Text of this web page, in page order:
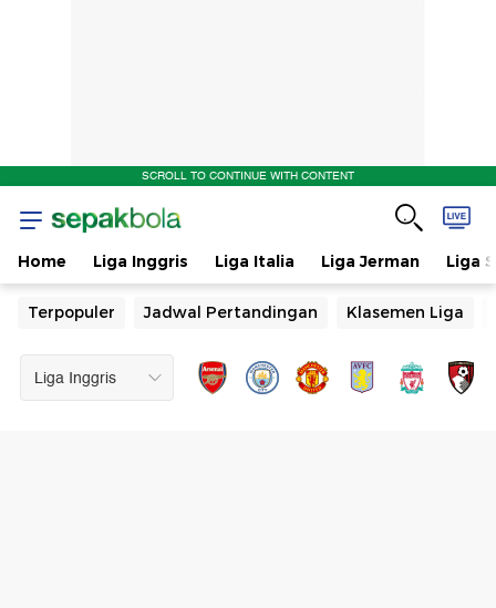
SCROLL TO CONTINUE WITH CONTENT
Home Liga Inggris Liga Italia Liga Jerman Liga
Terpopuler Jadwal Pertandingan Klasemen Liga